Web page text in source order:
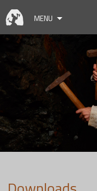
to
content
MENU